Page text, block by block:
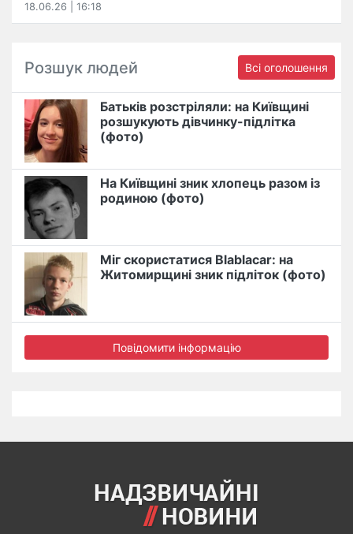
18.06.26 | 16:18
Розшук людей Всі оголошення
Батьків розстріляли: на Київщині
розшукують дівчинку-підлітка
(фото)
На Київщині зник хлопець разом із
родиною (фото)
Міг скористатися Blablacar: на
Житомирщині зник підліток (фото)
Повідомити інформацію